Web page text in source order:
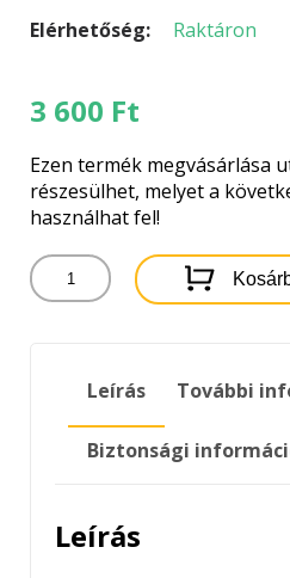
Elérhetőség:
Raktáron
3 600 Ft
Ezen termék megvásárlása
részesülhet, melyet a
használhat fel!
WYNN'S
BENZIN
250ML
mennyiség
Leírás További
Biztonsági
Leírás